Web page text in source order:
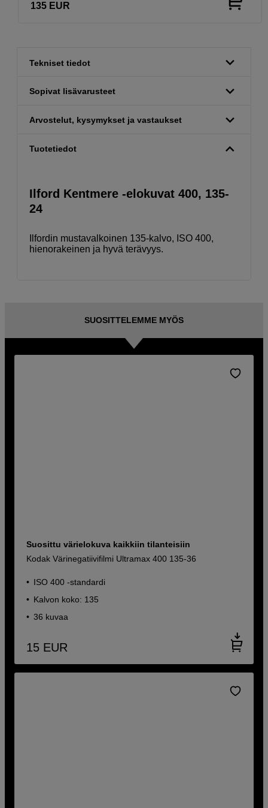
135 EUR
Tekniset tiedot
Sopivat lisävarusteet
Arvostelut, kysymykset ja vastaukset
Tuotetiedot
Ilford Kentmere -elokuvat 400, 135-
24
Ilfordin mustavalkoinen 135-kalvo, ISO 400,
hienorakeinen ja hyvä terävyys.
SUOSITTELEMME MYÖS
Suosittu värielokuva kaikkiin tilanteisiin
Kodak Värinegatiivifilmi Ultramax 400 135-36
ISO 400 -standardi
Kalvon koko: 135
36 kuvaa
15 EUR